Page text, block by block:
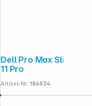
Dell Pro Max Slim FCS1250 Slim CU7
11 Pro
Artikel-Nr.:186834